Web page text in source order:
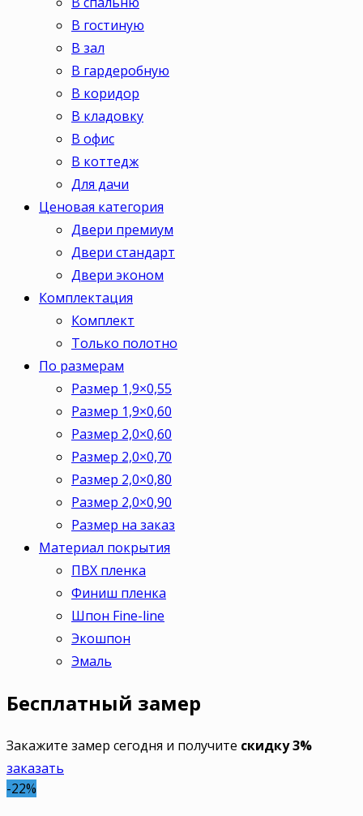
В гостиную
В зал
В гардеробную
В коридор
В кладовку
В офис
В коттедж
Для дачи
Ценовая категория
Двери премиум
Двери стандарт
Двери эконом
Комплектация
Комплект
Только полотно
По размерам
Размер 1,9×0,55
Размер 1,9×0,60
Размер 2,0×0,60
Размер 2,0×0,70
Размер 2,0×0,80
Размер 2,0×0,90
Размер на заказ
Материал покрытия
ПВХ пленка
Финиш пленка
Шпон Fine-line
Экошпон
Эмаль
Бесплатный замер
Закажите замер сегодня и получите скидку 3%
заказать
-22%